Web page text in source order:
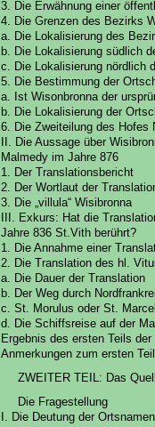
3. Die Erwähnung einer
4. Die Grenzen des Bezirks
a. Die Lokalisierung des
b. Die Lokalisierung südlich
c. Die Lokalisierung nördlich
5. Die Bestimmung der
a. Ist Wisonbronna der
b. Die Lokalisierung der
6. Die Zweiteilung des Hofes
II. Die Aussage über
Malmedy im Jahre 876
1. Der Translationsbericht
2. Der Wortlaut der
3. Die „villula“ Wisibronna
III. Exkurs: Hat die
Jahre 836 St.Vith berührt?
1. Die Annahme einer
2. Die Translation des hl.
a. Die Dauer der Translation
b. Der Weg durch
c. St. Morulus oder St.
d. Die Schiffsreise auf der
Ergebnis des ersten Teils
Anmerkungen zum ersten
ZWEITER TEIL: Das
Die Fragestellung
I. Die Deutung der